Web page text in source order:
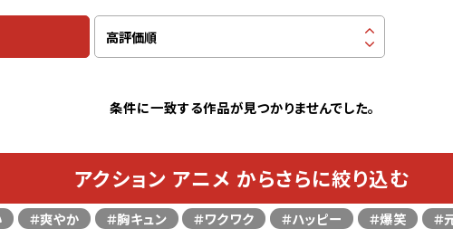
条件に一致する作品が見つかりませんでした。
アクション アニメ からさらに絞り込む
＃爽やか ＃胸キュン ＃ワクワク ＃ハッピー ＃爆笑 ＃